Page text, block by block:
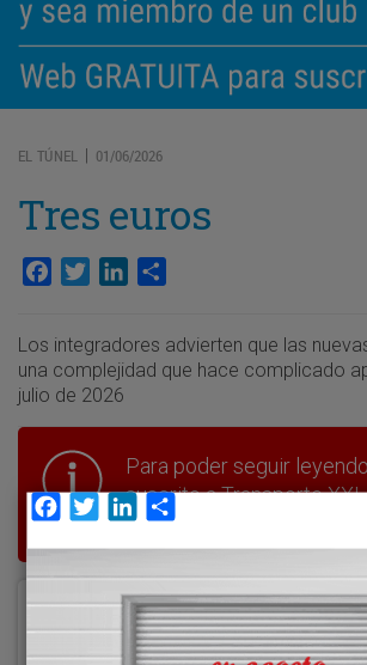
EL TÚNEL | 01/06/2026
Tres euros
Facebook
TwitterLinkedIn
Los integradores advierten que las
una complejidad que hace complicado
julio de 2026
Para poder seguir
suscrito a Transporte
del transporte y la logística
Acceder
Facebook
TwitterLinkedIn